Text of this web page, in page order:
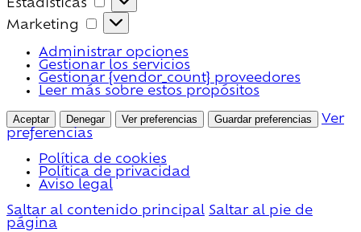
Estadísticas
Marketing
Marketing
Administrar opciones
Gestionar los servicios
Gestionar {vendor_count} proveedores
Leer más sobre estos propósitos
Aceptar Denegar Ver preferencias Guardar preferencias
Ver
preferencias
Política de cookies
Política de privacidad
Aviso legal
Saltar al contenido principal Saltar al pie de
página